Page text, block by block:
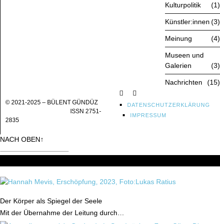
Kulturpolitik 1
Künstler:innen 3
Meinung 4
Museen und
Galerien
3
Nachrichten 15
© 2021-2025 – BÜLENT GÜNDÜZ
ISSN 2751-
2835
DATENSCHUTZERKLÄRUNG
IMPRESSUM
NACH OBEN↑
Der Körper als Spiegel der Seele
Mit der Übernahme der Leitung durch…